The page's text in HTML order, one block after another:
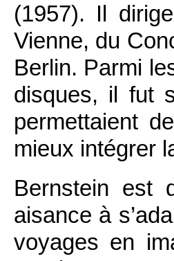
(1957). Il
Vienne, du
Berlin. Parmi
disques, il fut
permettaient
mieux intégrer
Bernstein est
aisance à
voyages en